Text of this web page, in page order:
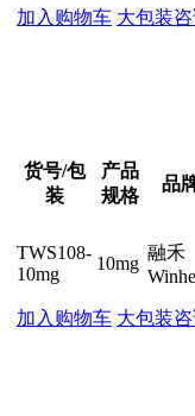
加入购物车 大包装咨
货号/包
装
产品
规格
品
TWS108-
10mg
10mg
融禾
加入购物车 大包装咨